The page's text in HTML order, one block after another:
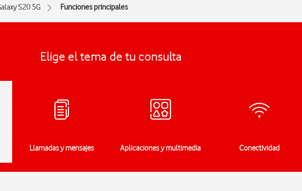
S20 5G Funciones principales
Elige el tema de tu consulta
Llamadas y mensajes Aplicaciones y multimedia Conectividad